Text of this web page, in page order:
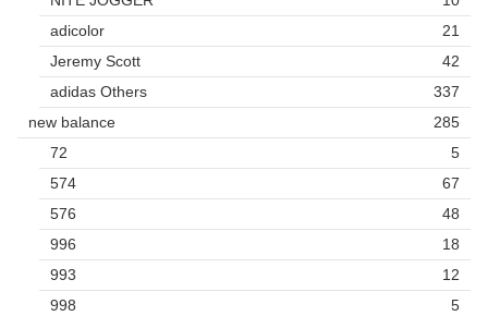
adicolor
21
Jeremy Scott
42
adidas Others
337
new balance
285
72
5
574
67
576
48
996
18
993
12
998
5